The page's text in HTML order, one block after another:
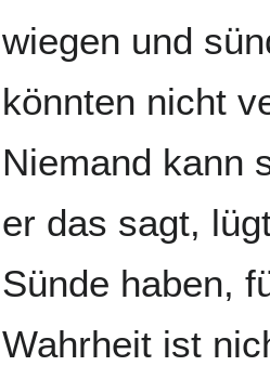
wiegen und
könnten nicht
Niemand kann
er das sagt,
Sünde haben,
Wahrheit ist